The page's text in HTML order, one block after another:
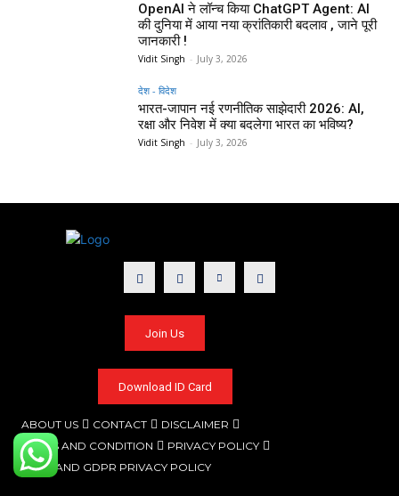
OpenAI ने लॉन्च किया ChatGPT Agent: AI
की दुनिया में आया नया क्रांतिकारी बदलाव , जाने पूरी
जानकारी !
Vidit Singh - July 3, 2026
देश - विदेश
भारत-जापान नई रणनीतिक साझेदारी 2026: AI,
रक्षा और निवेश में क्या बदलेगा भारत का भविष्य?
Vidit Singh - July 3, 2026
Join Us
Download ID Card
ABOUT US CONTACT
DISCLAIMER
TERMS AND CONDITION
PRIVACY POLICY
CCPA AND GDPR PRIVACY POLICY